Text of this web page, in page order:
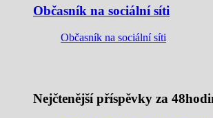
Občasník na sociální síti
Občasník na sociální síti
Nejčtenější příspěvky za